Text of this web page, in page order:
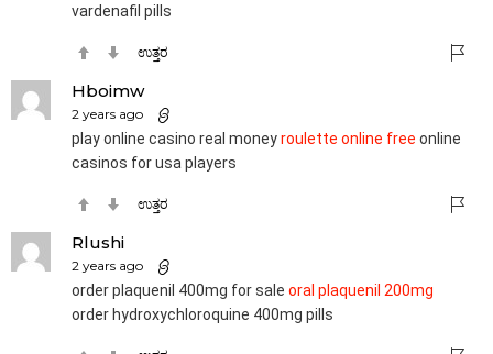
vardenafil pills
ಉತ್ತರ
Hboimw
2 years ago
play online casino real moneyroulette online free online
casinos for usa players
ಉತ್ತರ
Rlushi
2 years ago
order plaquenil 400mg for sale oral plaquenil 200mg
order hydroxychloroquine 400mg pills